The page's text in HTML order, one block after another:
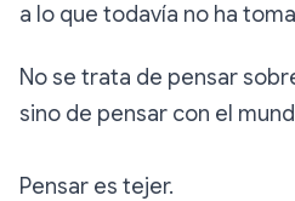
a lo que todavía no ha
No se trata de pensar
sino de pensar con el
Pensar es tejer.